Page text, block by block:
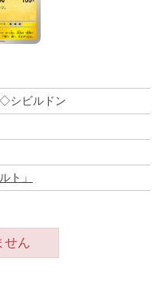
◇シビルドン
ト」
せん